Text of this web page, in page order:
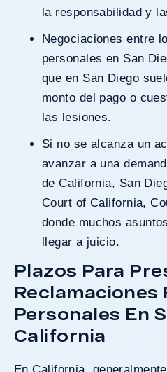
la responsabilidad y
Negociaciones entre los abogados de lesiones
personales en San
que en San Diego
monto del pago o
las lesiones.
Si no se alcanza un acuerdo, el caso puede
avanzar a una
de California, San
Court of California,
donde muchos
llegar a juicio.
Plazos Para
Reclamaciones
Personales En
California
En California,